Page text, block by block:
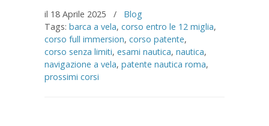
il 18 Aprile 2025 /
Blog
Tags: barca a vela, corso entro le 12 miglia,
corso full immersion, corso patente,
corso senza limiti, esami nautica, nautica,
navigazione a vela, patente nautica roma,
prossimi corsi